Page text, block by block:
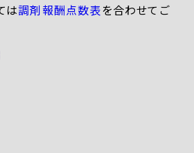
は調剤報酬点数表を合わせてご